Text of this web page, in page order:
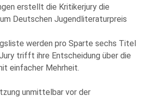
erstellt die Kritikerjury die
Deutschen Jugendliteraturpreis
werden pro Sparte sechs Titel
trifft ihre Entscheidung über die
einfacher Mehrheit.
unmittelbar vor der